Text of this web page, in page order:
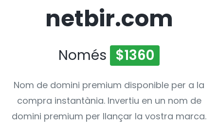
netbir.com
Només $1360
Nom de domini premium disponible per a la
compra instantània. Invertiu en un nom de
domini premium per llançar la vostra marca.